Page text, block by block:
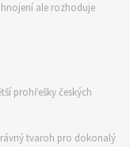
ale rozhoduje
prohřešky českých
tvaroh pro dokonalý